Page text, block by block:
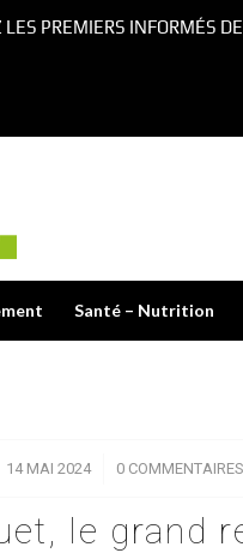
Santé – Nutrition
14 MAI 2024
/ 0 COMMENTAIRES
/
le grand
LES PREMIERS INFORMÉS